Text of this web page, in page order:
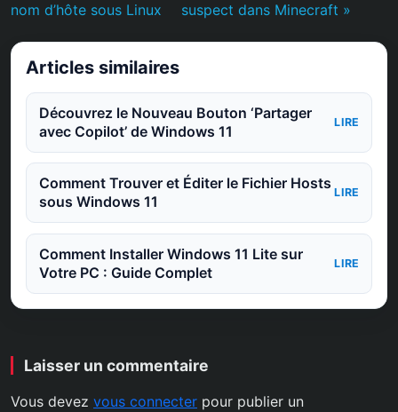
nom d’hôte sous Linux
suspect dans Minecraft »
Articles similaires
Découvrez le Nouveau Bouton ‘Partager
avec Copilot’ de Windows 11
LIRE
Comment Trouver et Éditer le Fichier Hosts
sous Windows 11
LIRE
Comment Installer Windows 11 Lite sur
Votre PC : Guide Complet
LIRE
Laisser un commentaire
Vous devez vous connecter pour publier un